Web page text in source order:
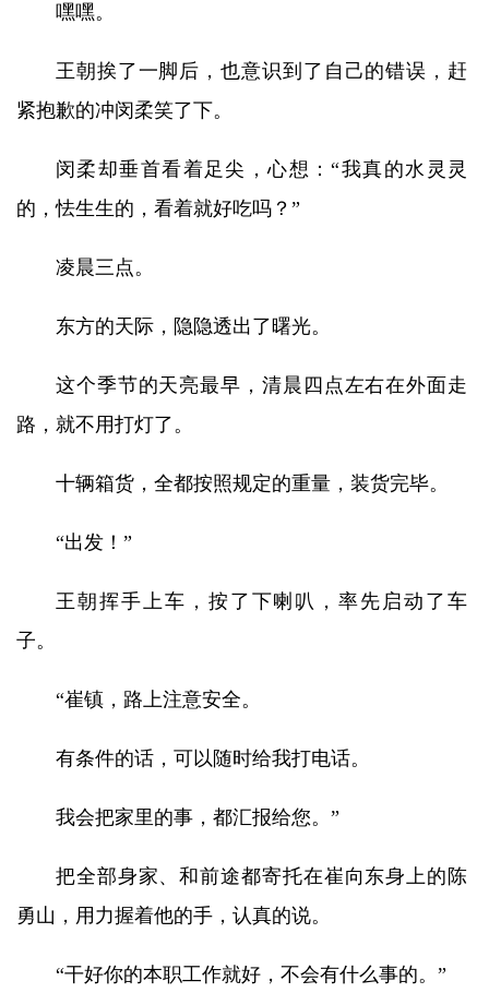
嘿嘿。
王朝挨了一脚后，也意识到了自己的错误，赶
紧抱歉的冲闵柔笑了下。
闵柔却垂首看着足尖，心想：“我真的水灵灵
的，怯生生的，看着就好吃吗？”
凌晨三点。
东方的天际，隐隐透出了曙光。
这个季节的天亮最早，清晨四点左右在外面走
路，就不用打灯了。
十辆箱货，全都按照规定的重量，装货完毕。
“出发！”
王朝挥手上车，按了下喇叭，率先启动了车
子。
“崔镇，路上注意安全。
有条件的话，可以随时给我打电话。
我会把家里的事，都汇报给您。”
把全部身家、和前途都寄托在崔向东身上的陈
勇山，用力握着他的手，认真的说。
“干好你的本职工作就好，不会有什么事的。”